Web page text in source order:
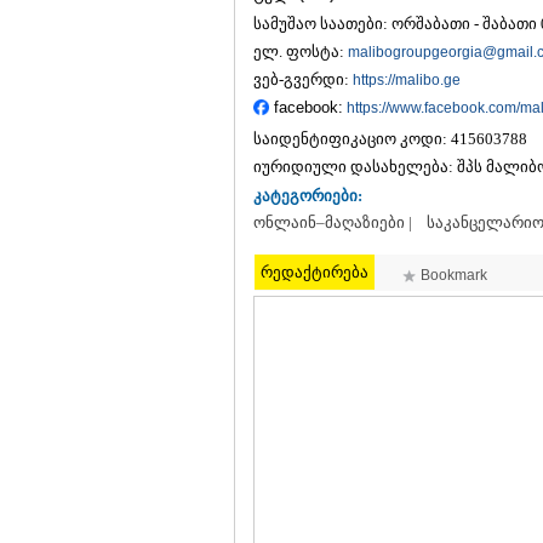
სამუშაო საათები: ორშაბათი - შაბათი
ელ. ფოსტა:
ვებ-გვერდი: https://malibo.ge
facebook: https://www.facebook.com/
საიდენტიფიკაციო კოდი: 415603788
იურიდიული დასახელება: შპს
კატეგორიები:
ონლაინ–მაღაზიები | საკანცელარიო
რედაქტირება Bookmark